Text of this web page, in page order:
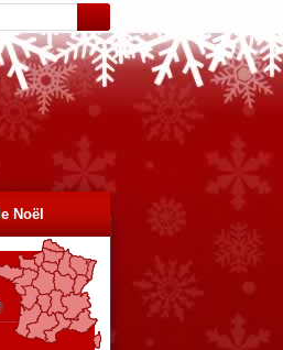
Noël